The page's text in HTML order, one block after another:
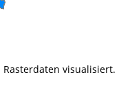
Rasterdaten visualisiert.